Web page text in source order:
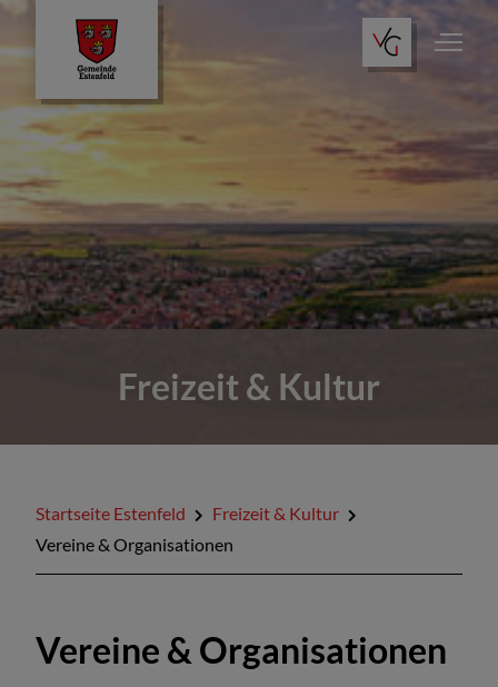
Aktuelles
Rathaus & Verwaltung
Freizeit & Kultur
Startseite Estenfeld
Freizeit & Kultur
Vereine & Organisationen
Vereine & Organisationen